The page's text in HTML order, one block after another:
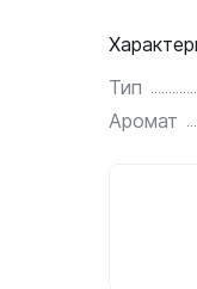
Тип
Аромат